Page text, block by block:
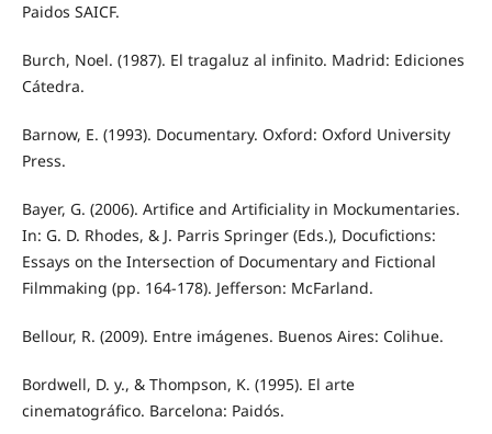
Paidos SAICF.
Burch, Noel. (1987). El tragaluz al infinito. Madrid: Ediciones
Cátedra.
Barnow, E. (1993). Documentary. Oxford: Oxford University
Press.
Bayer, G. (2006). Artifice and Artificiality in Mockumentaries.
In: G. D. Rhodes, & J. Parris Springer (Eds.), Docufictions:
Essays on the Intersection of Documentary and Fictional
Filmmaking (pp. 164-178). Jefferson: McFarland.
Bellour, R. (2009). Entre imágenes. Buenos Aires: Colihue.
Bordwell, D. y., & Thompson, K. (1995). El arte
cinematográfico. Barcelona: Paidós.